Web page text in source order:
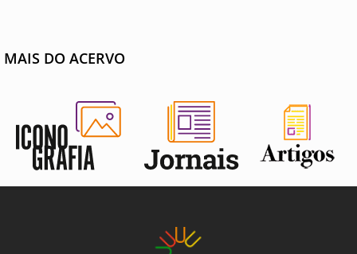
MAIS DO ACERVO